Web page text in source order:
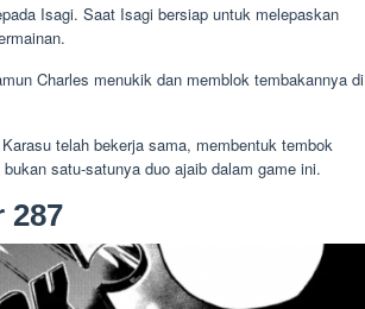
Isagi. Saat Isagi bersiap untuk melepaskan
Charles menukik dan memblok tembakannya di
telah bekerja sama, membentuk tembok
satu-satunya duo ajaib dalam game ini.
287